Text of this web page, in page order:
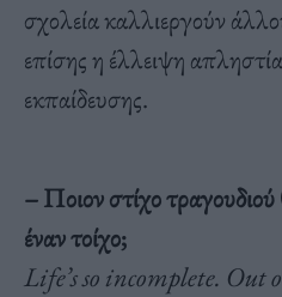
σχολεία καλλιεργούν
επίσης η έλλειψη
εκπαίδευσης.
– Ποιον στίχο τραγουδιού
έναν τοίχο;
Life’s so incomplete.